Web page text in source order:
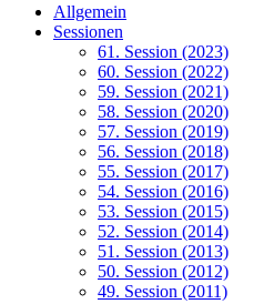
Allgemein
Sessionen
61. Session (2023)
60. Session (2022)
59. Session (2021)
58. Session (2020)
57. Session (2019)
56. Session (2018)
55. Session (2017)
54. Session (2016)
53. Session (2015)
52. Session (2014)
51. Session (2013)
50. Session (2012)
49. Session (2011)